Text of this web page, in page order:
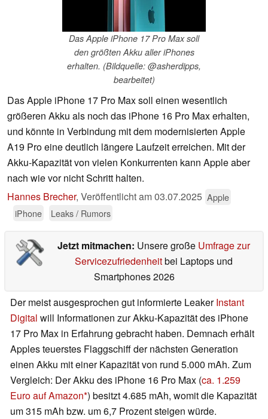
Das Apple iPhone 17 Pro Max soll
den größten Akku aller iPhones
erhalten. (Bildquelle: @asherdipps,
bearbeitet)
Das Apple iPhone 17 Pro Max soll einen wesentlich
größeren Akku als noch das iPhone 16 Pro Max erhalten,
und könnte in Verbindung mit dem modernisierten Apple
A19 Pro eine deutlich längere Laufzeit erreichen. Mit der
Akku-Kapazität von vielen Konkurrenten kann Apple aber
nach wie vor nicht Schritt halten.
Hannes Brecher, Veröffentlicht am03.07.2025 Apple
iPhone
Leaks / Rumors
Jetzt mitmachen: Unsere große Umfrage zur
Servicezufriedenheitbei Laptops und
Smartphones 2026
Der meist ausgesprochen gut informierte LeakerInstant
Digital will Informationen zur Akku-Kapazität des iPhone
17 Pro Max in Erfahrung gebracht haben. Demnach erhält
Apples teuerstes Flaggschiff der nächsten Generation
einen Akku mit einer Kapazität von rund 5.000 mAh. Zum
Vergleich: Der Akku des iPhone 16 Pro Max (ca. 1.259
Euro auf Amazon ) besitzt 4.685 mAh, womit die Kapazität
um 315 mAh bzw. um 6,7 Prozent steigen würde.